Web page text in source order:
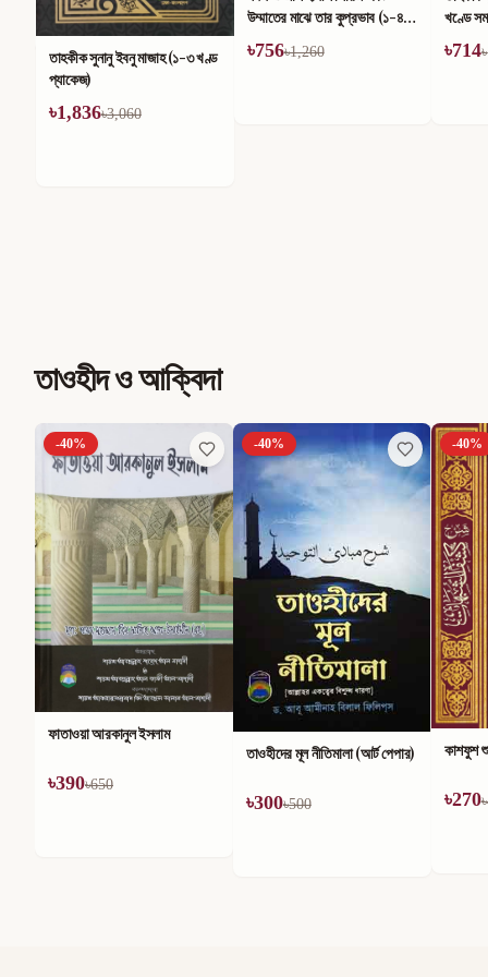
তাহকীক সুনানু ইবনু মাজাহ (১-৩ খণ্ড
প্যাকেজ)
৳1,836৳3,060
উম্মাতের মাঝে তার কুপ্রভাব (১-৪)
খণ্ড
৳756৳1,260
খণ্ডে
৳714৳
তাওহীদ ও আক্বিদা
-40% -40%
কাশফুশ শুবুহাত
৳270৳450
-40%
মহান
৳186